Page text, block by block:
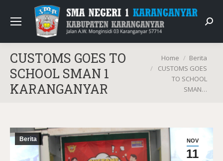
CUSTOMS GOES TO
SCHOOL SMAN 1
KARANGANYAR
You are here:
Home
Berita
CUSTOMS GOES
TO SCHOOL
SMAN…
NOV
11
Berita